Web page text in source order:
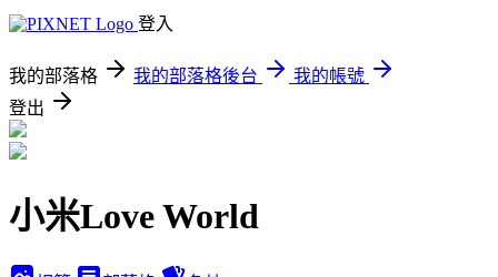
登入
我的部落格 我的部落格後台
我的帳號
登出
小米Love World